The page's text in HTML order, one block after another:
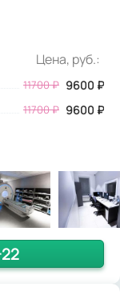
Цена, руб.:
11700₽ 9600 ₽
11700 ₽ 9600 ₽